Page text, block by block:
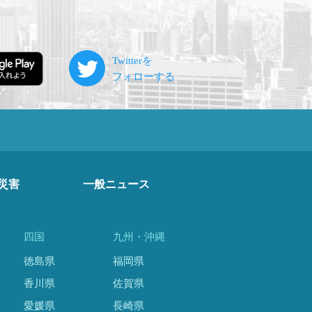
害 一般ニュース
四国
徳島県
香川県
愛媛県
九州・沖縄
福岡県
佐賀県
長崎県